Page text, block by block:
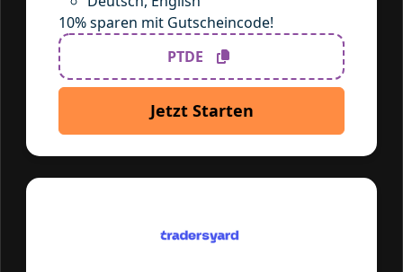
10% sparen mit Gutscheincode!
PTDE
Jetzt Starten